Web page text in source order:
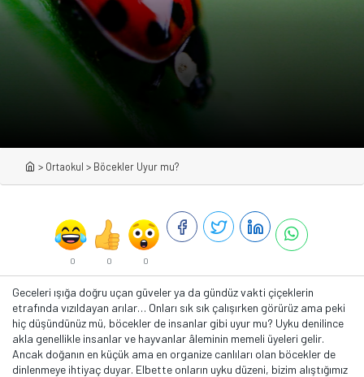
> Ortaokul > Böcekler Uyur mu?
0 0 0
Geceleri ışığa doğru uçan güveler ya da gündüz vakti çiçeklerin
etrafında vızıldayan arılar… Onları sık sık çalışırken görürüz ama peki
hiç düşündünüz mü, böcekler de insanlar gibi uyur mu? Uyku denilince
akla genellikle insanlar ve hayvanlar âleminin memeli üyeleri gelir.
Ancak doğanın en küçük ama en organize canlıları olan böcekler de
dinlenmeye ihtiyaç duyar. Elbette onların uyku düzeni, bizim alıştığımız